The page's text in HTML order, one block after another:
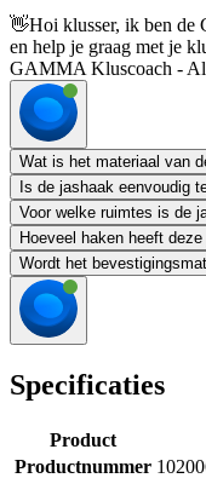
👋Hoi klusser, ik ben de
en help je graag met je
GAMMA Kluscoach -
Wat is het materiaal van
Is de jashaak eenvoudig
Voor welke ruimtes is de
Hoeveel haken heeft
Wordt het
Specificaties
Product
Productnummer